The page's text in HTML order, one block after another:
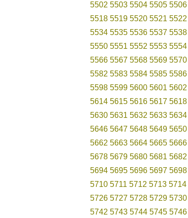
5502 5503 5504 5505 5506
5518 5519 5520 5521 5522
5534 5535 5536 5537 5538
5550 5551 5552 5553 5554
5566 5567 5568 5569 5570
5582 5583 5584 5585 5586
5598 5599 5600 5601 5602
5614 5615 5616 5617 5618
5630 5631 5632 5633 5634
5646 5647 5648 5649 5650
5662 5663 5664 5665 5666
5678 5679 5680 5681 5682
5694 5695 5696 5697 5698
5710 5711 5712 5713 5714
5726 5727 5728 5729 5730
5742 5743 5744 5745 5746